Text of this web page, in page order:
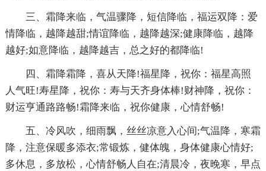
三、霜降来临，气温骤降，短信降临，福运双降：爱
情降临，越降越甜;情谊降临，越降越深;健康降临，越降
越好;如意降临，越降越吉，总之好的都降临!
四、霜降霜降，喜从天降!福星降，祝你：福星高照
人气旺!寿星降，祝你：寿与天齐身体棒!财神降，祝你：
财运亨通路路畅!霜降来临，祝你健康，心情舒畅!
五、冷风吹，细雨飘，丝丝凉意入心间;气温降，寒霜
降，注意保暖多添衣;常锻炼，健体魄，身体健康心情好;
多休息，多放松，心情舒畅人自在;清晨冷，夜晚寒，早点